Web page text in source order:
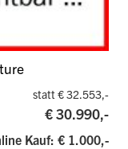
statt € 32.553,-
€ 30.990,-
Kauf: € 1.000,-